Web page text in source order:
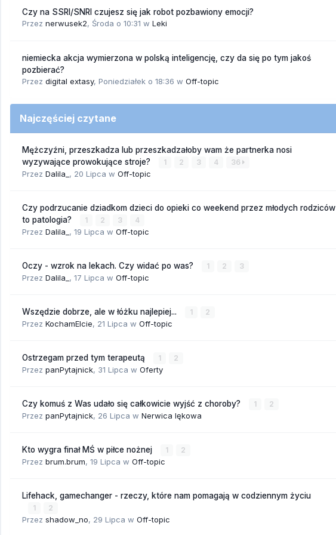
Czy na SSRI/SNRI czujesz się jak robot pozbawiony emocji?
Przez nerwusek2, Środa o 10:31 w Leki
niemiecka akcja wymierzona w polską inteligencję, czy da się po tym jakoś
pozbierać?
Przez digital extasy, Poniedziałek o 18:36 w Off-topic
Najczęściej czytane
Mężczyźni, przeszkadza lub przeszkadzałoby wam że partnerka nosi
wyzywające prowokujące stroje?
1 2 3 4 36
Przez Dalila_ , 20 Lipca w Off-topic
Czy podrzucanie dziadkom dzieci do opieki co weekend przez młodych rodziców
to patologia?
1 2 3 4
Przez Dalila_ , 19 Lipca w Off-topic
Oczy - wzrok na lekach. Czy widać po was? 1 2 3
Przez Dalila_ , 17 Lipca w Off-topic
Wszędzie dobrze, ale w łóżku najlepiej... 1 2
Przez KochamElcie, 21 Lipca w Off-topic
Ostrzegam przed tym terapeutą 1 2
Przez panPytajnick, 31 Lipca w Oferty
Czy komuś z Was udało się całkowicie wyjść z choroby? 1 2
Przez panPytajnick, 26 Lipca w Nerwica lękowa
Kto wygra finał MŚ w piłce nożnej 1 2
Przez brum.brum, 19 Lipca w Off-topic
Lifehack, gamechanger - rzeczy, które nam pomagają w codziennym życiu
1 2
Przez shadow_no, 29 Lipca w Off-topic